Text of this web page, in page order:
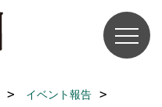
イベント報告